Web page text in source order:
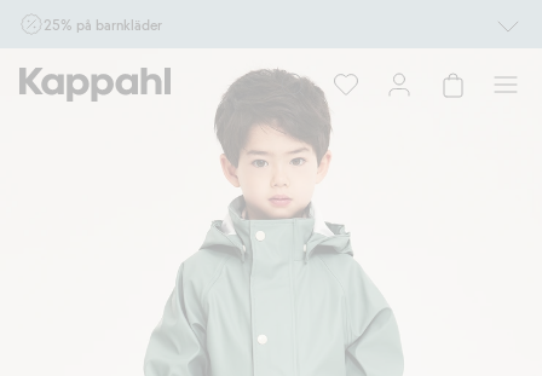
25% på barnkläder
10.00. Ej Newbie. Gäller för dig som är eller blir medlem. Kan ej kombineras med
andra rabatter eller erbjudanden.
Shoppa nu